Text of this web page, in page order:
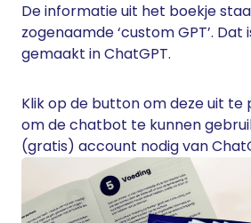
De informatie uit het boekje
zogenaamde ‘custom GPT’.
gemaakt in ChatGPT.
Klik op de button om deze uit te
om de chatbot te kunnen
(gratis) account nodig van